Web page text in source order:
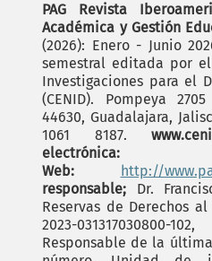
PAG Revista
Académica y Gestión
(2026): Enero - Junio
semestral editada por
Investigaciones para el
(CENID). Pompeya
44630, Guadalajara,
1061 8187.
Web:
http://
responsable; Dr.
Reservas de Derechos
2023-031317030800-
Responsable de la